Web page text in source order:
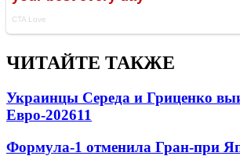
ЧИТАЙТЕ ТАКЖЕ
Украинцы Середа и Гриценко
Евро-202611
Формула-1 отменила Гран-при